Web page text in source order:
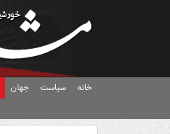
خانه سیاست جهان